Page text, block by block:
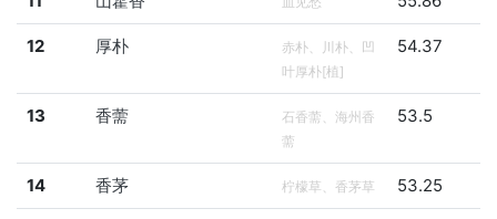
12 厚朴
赤朴、川朴、凹
叶厚朴[植]
54.37
13 香薷
石香薷、海州香
薷
53.5
14 香茅 柠檬草、香茅草 53.25